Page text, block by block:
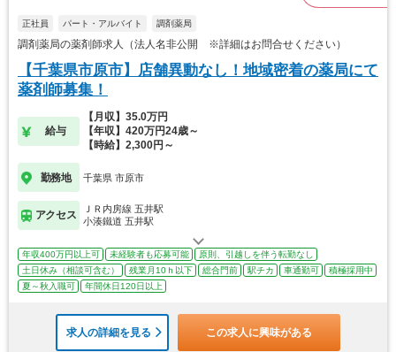
正社員 パート・アルバイト 調剤薬局
調剤薬局の薬剤師求人（法人名非公開 ※詳細はお問合せください）
【千葉県市原市】店舗異動なし！地域密着の薬局にて
薬剤師募集！
給与
【月収】35.0万円
【年収】420万円24歳～
【時給】2,300円～
勤務地 千葉県 市原市
アクセス
ＪＲ内房線 五井駅
小湊鐵道 五井駅
年収400万円以上可 未経験者も応募可能
原則、引越しを伴う転勤なし
土日休み（相談可含む）
残業月10ｈ以下 総合門前 駅チカ 車通勤可
積極採用中
夏～秋入職可
年間休日120日以上
求人の詳細を見る この求人に興味がある